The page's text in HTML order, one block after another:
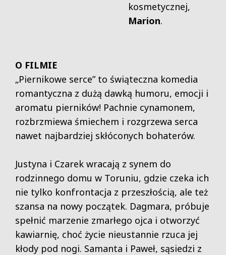
kosmetycznej,
Marion.
O FILMIE
„Piernikowe serce” to świąteczna komedia
romantyczna z dużą dawką humoru, emocji i
aromatu pierników! Pachnie cynamonem,
rozbrzmiewa śmiechem i rozgrzewa serca
nawet najbardziej skłóconych bohaterów.
Justyna i Czarek wracają z synem do
rodzinnego domu w Toruniu, gdzie czeka ich
nie tylko konfrontacja z przeszłością, ale też
szansa na nowy początek. Dagmara, próbuje
spełnić marzenie zmarłego ojca i otworzyć
kawiarnię, choć życie nieustannie rzuca jej
kłody pod nogi. Samanta i Paweł, sąsiedzi z